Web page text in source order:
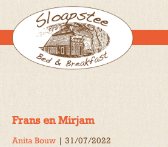
Frans en Mirjam
Anita Bouw | 31/07/2022